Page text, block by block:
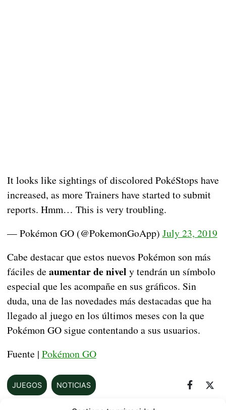
It looks like sightings of discolored PokéStops have
increased, as more Trainers have started to submit
reports. Hmm… This is very troubling.
— Pokémon GO (@PokemonGoApp) July 23, 2019
Cabe destacar que estos nuevos Pokémon son más
fáciles de aumentar de nivel y tendrán un símbolo
especial que les acompañe en sus gráficos. Sin
duda, una de las novedades más destacadas que ha
llegado al juego en los últimos meses con la que
Pokémon GO sigue contentando a sus usuarios.
Fuente | Pokémon GO
JUEGOS NOTICIAS